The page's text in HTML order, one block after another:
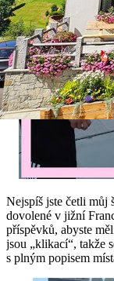
Nejspíš jste četli můj
dovolené v jižní
příspěvků, abyste
jsou „klikací“, takže
s plným popisem